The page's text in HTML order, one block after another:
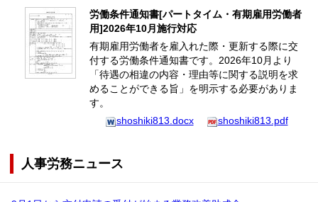
労働条件通知書[パートタイム・有期雇用労働者
用]2026年10月施行対応
有期雇用労働者を雇入れた際・更新する際に交
付する労働条件通知書です。2026年10月より
「待遇の相違の内容・理由等に関する説明を求
めることができる旨」を明示する必要がありま
す。
shoshiki813.docx
shoshiki813.pdf
人事労務ニュース